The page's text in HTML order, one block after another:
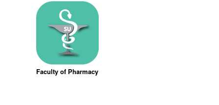
Faculty of Pharmacy